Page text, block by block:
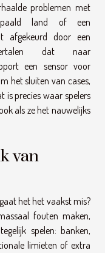
problemen met
land of een
afgekeurd door een
dat naar
een sensor voor
het sluiten van cases,
precies waar spelers
als ze het nauwelijks
van
het het vaakst mis?
fouten maken,
spelen: banken,
limieten of extra